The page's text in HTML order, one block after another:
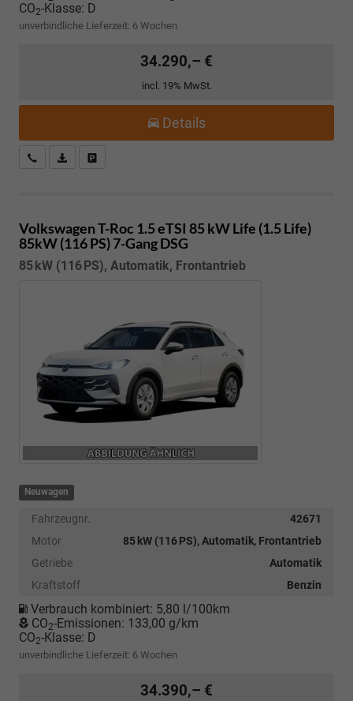
CO2-Klasse: D
unverbindliche Lieferzeit: 6 Wochen
34.290,– €
incl. 19% MwSt.
Details
Kostenloser Rückruf-Service
PDF-Datei, Fahrzeugexposé drucken
Volkswagen T-Roc 1.5 eTSI 85 kW Life (1.5 Life)
85kW (116 PS) 7-Gang DSG
85 kW (116 PS), Automatik, Frontantrieb
Neuwagen
Fahrzeugnr.
42671
Motor
85 kW (116 PS), Automatik, Frontantrieb
Getriebe
Automatik
Kraftstoff
Benzin
Verbrauch kombiniert: 5,80 l/100km
CO2-Emissionen: 133,00 g/km
CO2-Klasse: D
unverbindliche Lieferzeit: 6 Wochen
34.390,– €